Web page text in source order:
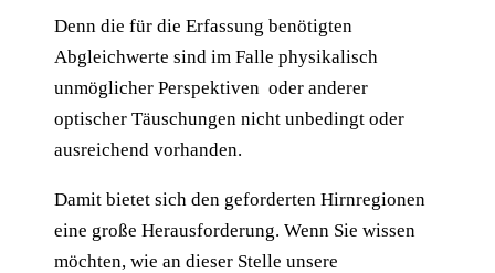
Denn die für die Erfassung benötigten
Abgleichwerte sind im Falle physikalisch
unmöglicher Perspektiven oder anderer
optischer Täuschungen nicht unbedingt oder
ausreichend vorhanden.
Damit bietet sich den geforderten Hirnregionen
eine große Herausforderung. Wenn Sie wissen
möchten, wie an dieser Stelle unsere